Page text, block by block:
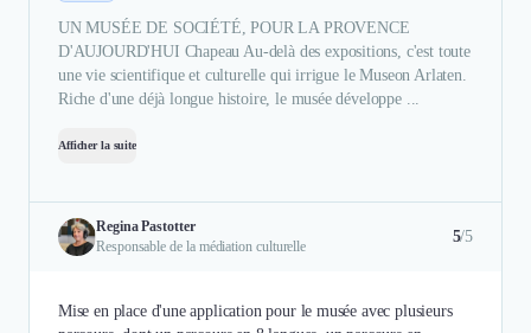
UN MUSÉE DE SOCIÉTÉ, POUR LA PROVENCE
D'AUJOURD'HUI Chapeau Au-delà des expositions, c'est toute
une vie scientifique et culturelle qui irrigue le Museon Arlaten.
Riche d'une déjà longue histoire, le musée développe ...
Afficher la suite
Regina Pastotter
Responsable de la médiation culturelle
5/5
Mise en place d'une application pour le musée avec plusieurs